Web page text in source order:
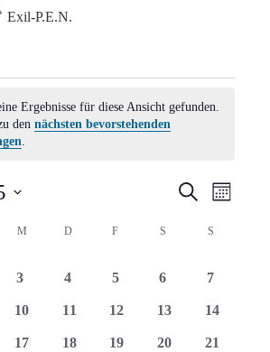
Exil-P.E.N.
Ergebnisse für diese Ansicht gefunden.
den nächsten bevorstehenden
.
Suche
SucheMonat
M MITTWOCH
D DONNERSTAG
F FREITAGS SAMSTAG
S
0
3
0
4
0
5
0
6
0
7
0
10
0
11
0
12
0
13
0
14
0
17
0
18
0
19
0
20
0
21